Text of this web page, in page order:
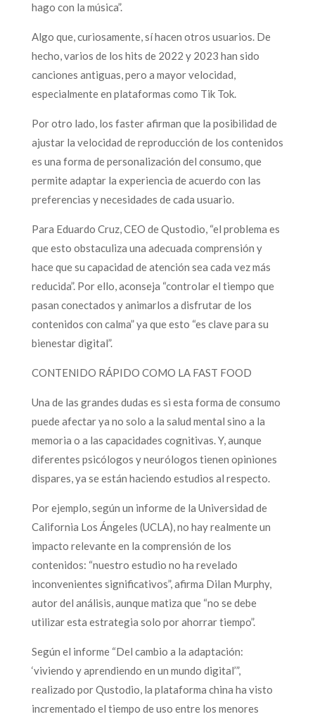
hago con la música”.
Algo que, curiosamente, sí hacen otros usuarios. De
hecho, varios de los hits de 2022 y 2023 han sido
canciones antiguas, pero a mayor velocidad,
especialmente en plataformas como Tik Tok.
Por otro lado, los faster afirman que la posibilidad de
ajustar la velocidad de reproducción de los contenidos
es una forma de personalización del consumo, que
permite adaptar la experiencia de acuerdo con las
preferencias y necesidades de cada usuario.
Para Eduardo Cruz, CEO de Qustodio, “el problema es
que esto obstaculiza una adecuada comprensión y
hace que su capacidad de atención sea cada vez más
reducida”. Por ello, aconseja “controlar el tiempo que
pasan conectados y animarlos a disfrutar de los
contenidos con calma” ya que esto “es clave para su
bienestar digital”.
CONTENIDO RÁPIDO COMO LA FAST FOOD
Una de las grandes dudas es si esta forma de consumo
puede afectar ya no solo a la salud mental sino a la
memoria o a las capacidades cognitivas. Y, aunque
diferentes psicólogos y neurólogos tienen opiniones
dispares, ya se están haciendo estudios al respecto.
Por ejemplo, según un informe de la Universidad de
California Los Ángeles (UCLA), no hay realmente un
impacto relevante en la comprensión de los
contenidos: “nuestro estudio no ha revelado
inconvenientes significativos”, afirma Dilan Murphy,
autor del análisis, aunque matiza que “no se debe
utilizar esta estrategia solo por ahorrar tiempo”.
Según el informe “Del cambio a la adaptación:
‘viviendo y aprendiendo en un mundo digital’”,
realizado por Qustodio, la plataforma china ha visto
incrementado el tiempo de uso entre los menores